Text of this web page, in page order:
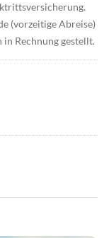
(vorzeitige Abreise)
Rechnung gestellt.